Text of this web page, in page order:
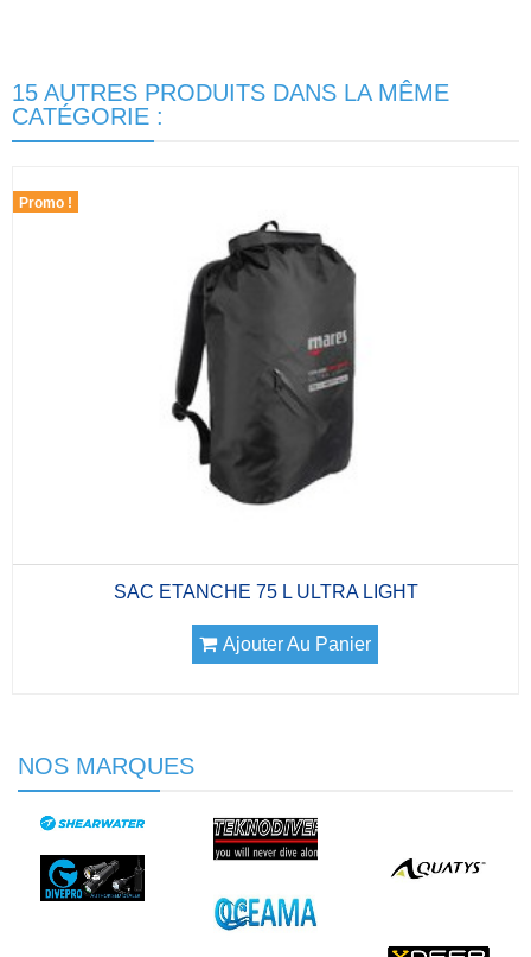
15 AUTRES PRODUITS DANS LA MÊME
CATÉGORIE :
Promo !
SAC ETANCHE 75 L ULTRA LIGHT
Ajouter Au Panier
NOS MARQUES